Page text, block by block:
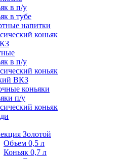
в п/у
в тубе
напитки
коньяк
в п/у
коньяк
ВКЗ
коньяки
п/у
коньяк
Золотой
Объем 0,5 л
Коньяк 0,7 л